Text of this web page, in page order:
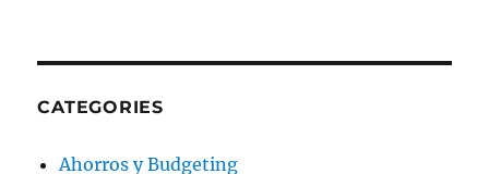
CATEGORIES
Ahorros y Budgeting